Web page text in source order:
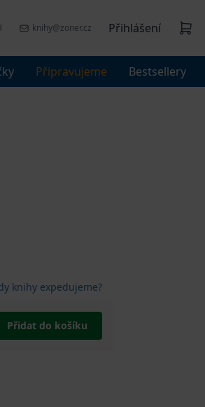
knihy@zoner.cz Přihlášení
Připravujeme Bestsellery
knihy expedujeme?
Přidat do košíku